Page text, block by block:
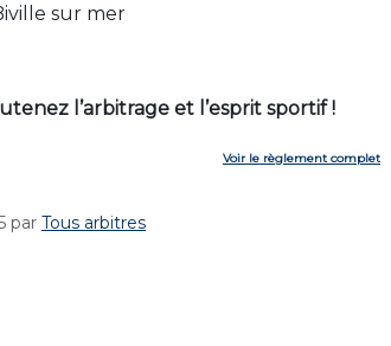
sur mer
l’arbitrage et l’esprit sportif !
Voir le règlement complet
par Tous arbitres